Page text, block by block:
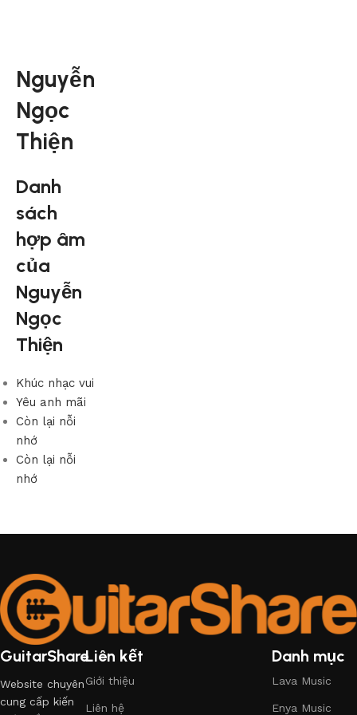
Nguyễn
Ngọc
Thiện
Danh
sách
hợp âm
của
Nguyễn
Ngọc
Thiện
Khúc nhạc vui
Yêu anh mãi
Còn lại nỗi
nhớ
Còn lại nỗi
nhớ
GuitarShare
Website chuyên
cung cấp kiến
Liên kết
Giới thiệu
Liên hệ
Danh mục
Lava Music
Enya Music